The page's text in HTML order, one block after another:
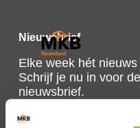
Nieuwsbrief
Elke week hét
Schrijf je nu in voor
nieuwsbrief.